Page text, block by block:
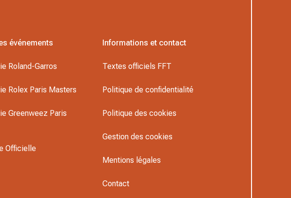
événements
Roland-Garros
Rolex Paris Masters
Greenweez Paris
Officielle
Informations et contact
Textes officiels FFT
Politique de confidentialité
Politique des cookies
Gestion des cookies
Mentions légales
Contact